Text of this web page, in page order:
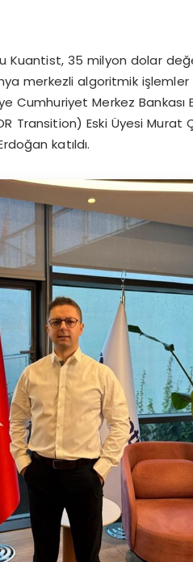
35 milyon dolar
merkezli algoritmik işlemler
Cumhuriyet Merkez Bankası
Transition) Eski Üyesi Murat
katıldı.